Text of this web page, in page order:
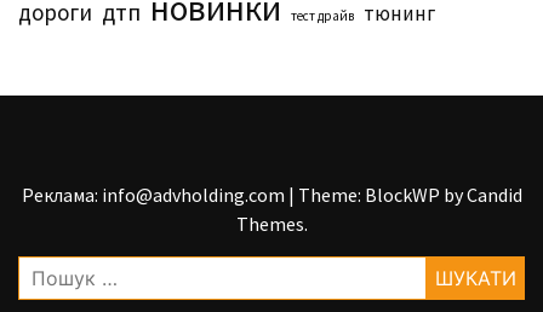
дороги дтп тест драйв тюнинг
Реклама: info@advholding.com | Theme: BlockWP byCandid
Themes.
Пошук: